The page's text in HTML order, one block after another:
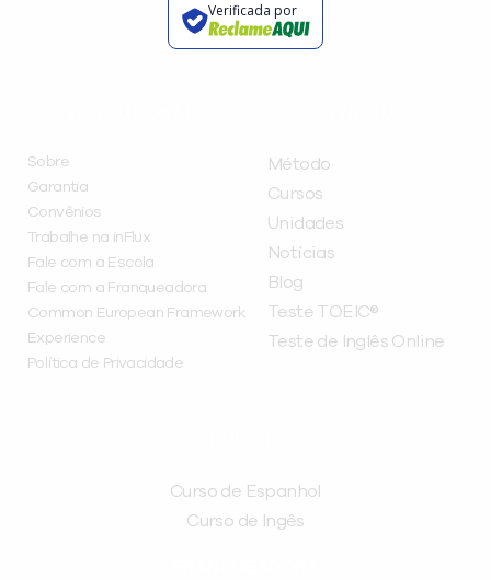
Verificada por
Sobre
Garantia
Convênios
Trabalhe na inFlux
Fale com a Escola
Fale com a Franqueadora
Common European Framework
Experience
Política de Privacidade
Método
Cursos
Unidades
Notícias
Blog
Teste TOEIC®
Teste de Inglês Online
Curso de Espanhol
Curso de Ingês